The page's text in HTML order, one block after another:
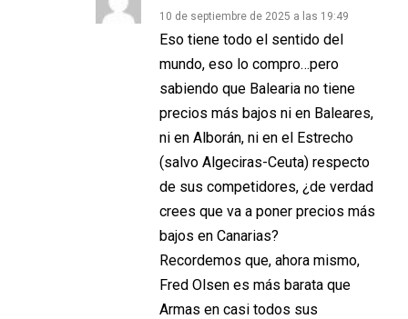
10 de septiembre de 2025 a las 19:49
Eso tiene todo el sentido del
mundo, eso lo compro…pero
sabiendo que Balearia no tiene
precios más bajos ni en Baleares,
ni en Alborán, ni en el Estrecho
(salvo Algeciras-Ceuta) respecto
de sus competidores, ¿de verdad
crees que va a poner precios más
bajos en Canarias?
Recordemos que, ahora mismo,
Fred Olsen es más barata que
Armas en casi todos sus